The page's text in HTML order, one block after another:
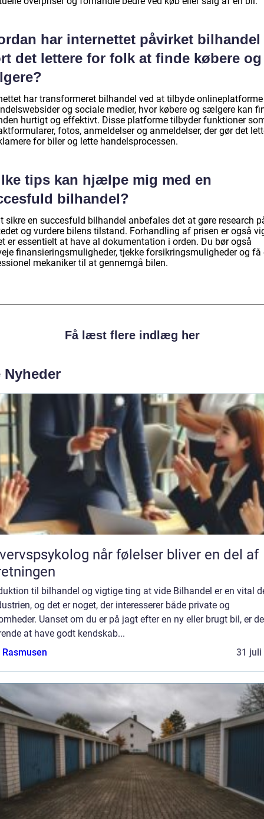
har internettet påvirket bilhandel
det lettere for folk at finde købere og
har transformeret bilhandel ved at tilbyde
og sociale medier, hvor købere og sælgere kan
hurtigt og effektivt. Disse platforme tilbyder funktioner
fotos, anmeldelser og anmeldelser, der gør det
for biler og lette handelsprocessen.
tips kan hjælpe mig med en
bilhandel?
sikre en succesfuld bilhandel anbefales det at gøre research
og vurdere bilens tilstand. Forhandling af prisen er også
er essentielt at have al dokumentation i orden. Du bør også
finansieringsmuligheder, tjekke forsikringsmuligheder og få
mekaniker til at gennemgå bilen.
Få læst flere indlæg her
Nyheder
når følelser bliver en del af
til bilhandel og vigtige ting at vide Bilhandel er en vital
og det er noget, der interesserer både private og
Uanset om du er på jagt efter en ny eller brugt bil, er
at have godt kendskab...
31 juli